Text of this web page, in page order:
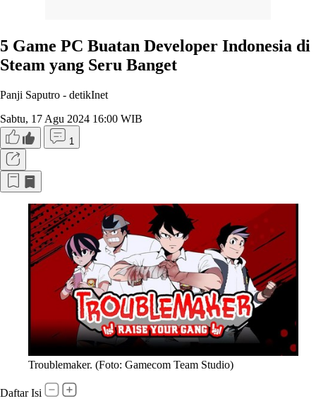
5 Game PC Buatan Developer Indonesia di
Steam yang Seru Banget
Panji Saputro - detikInet
Sabtu, 17 Agu 2024 16:00 WIB
1
Troublemaker. (Foto: Gamecom Team Studio)
Daftar Isi